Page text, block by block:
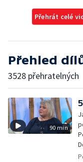
Přehrát celé
Přehled
3528 přehratelných
90 min